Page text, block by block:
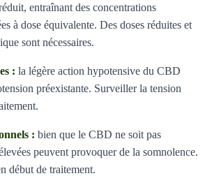
entraînant des concentrations
à dose équivalente. Des doses réduites et
sont nécessaires.
: la légère action hypotensive du CBD
préexistante. Surveiller la tension
: bien que le CBD ne soit pas
peuvent provoquer de la somnolence.
début de traitement.